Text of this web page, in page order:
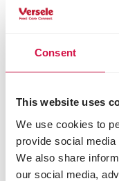
Consent
This website uses
We use cookies to
provide social
We also share
our social media,
santé.